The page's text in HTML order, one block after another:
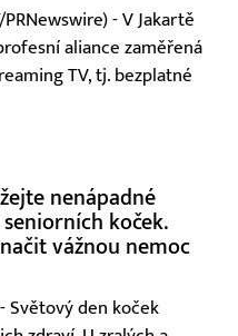
PRNewswire) - V Jakartě
aliance zaměřená
TV, tj. bezplatné
nenápadné
koček.
vážnou nemoc
- Světový den koček